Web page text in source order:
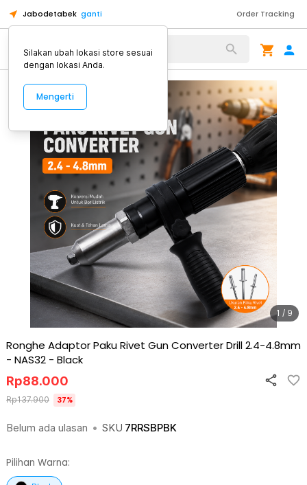
Jabodetabek ganti Order Tracking
Alat Kopi
1 / 9
Ronghe Adaptor Paku Rivet Gun Converter Drill 2.4-4.8mm
- NAS32 - Black
Belum ada ulasan • SKU 7RRSBPBK
Rp88.000
Rp137.900 37%
Pilihan Warna:
Silakan ubah lokasi store sesuai
dengan lokasi Anda.
Mengerti